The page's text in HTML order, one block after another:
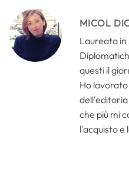
MICOL
Laureata in
questi il
Ho
che più mi
l'acquisto e